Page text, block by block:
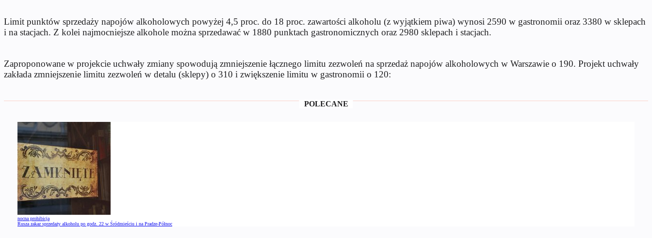
Limit punktów sprzedaży napojów alkoholowych powyżej 4,5 proc. do 18 proc. zawartości alkoholu (z wyjątkiem piwa) wynosi 2590 w gastronomii oraz 3380 w sklepach
i na stacjach. Z kolei najmocniejsze alkohole można sprzedawać w 1880 punktach gastronomicznych oraz 2980 sklepach i stacjach.
Zaproponowane w projekcie uchwały zmiany spowodują zmniejszenie łącznego limitu zezwoleń na sprzedaż napojów alkoholowych w Warszawie o 190. Projekt uchwały
zakłada zmniejszenie limitu zezwoleń w detalu (sklepy) o 310 i zwiększenie limitu w gastronomii o 120:
POLECANE
nocna prohibicja
Rusza zakaz sprzedaży alkoholu po godz. 22 w Śródmieściu i na Pradze-Północ